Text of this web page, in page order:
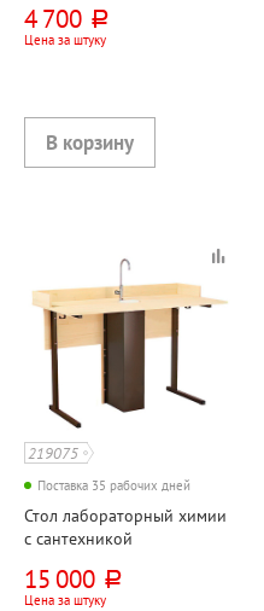
трубе 25*25*1,5мм
4 700 руб.
Цена за штуку
219075
Поставка 35 рабочих дней
Стол лабораторный химии
с сантехникой
прямоугольная труба
15 000 руб.
Цена за штуку